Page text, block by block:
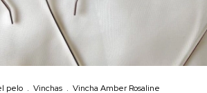
pelo . Vinchas . Vincha Amber Rosaline